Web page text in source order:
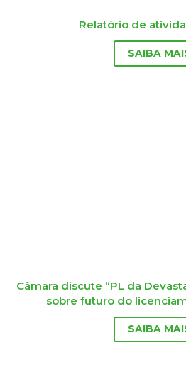
Relatório de
SAIBA
Câmara discute “PL da
sobre futuro do
SAIBA